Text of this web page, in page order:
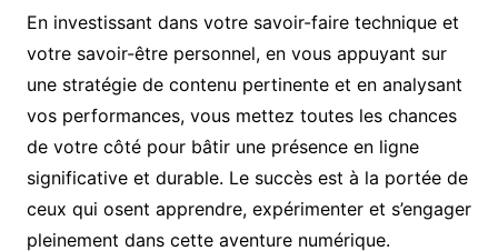
En investissant dans votre savoir-faire technique et
votre savoir-être personnel, en vous appuyant sur
une stratégie de contenu pertinente et en analysant
vos performances, vous mettez toutes les chances
de votre côté pour bâtir une présence en ligne
significative et durable. Le succès est à la portée de
ceux qui osent apprendre, expérimenter et s’engager
pleinement dans cette aventure numérique.